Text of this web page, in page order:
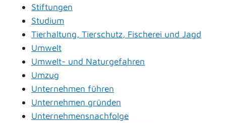
Stiftungen
Studium
Tierhaltung, Tierschutz, Fischerei und Jagd
Umwelt
Umwelt- und Naturgefahren
Umzug
Unternehmen führen
Unternehmen gründen
Unternehmensnachfolge